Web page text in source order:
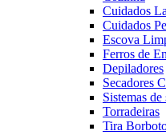
Cuidados
Cuidados
Escova
Ferros de
Depiladores
Secadores
Sistemas
Torradeiras
Tira